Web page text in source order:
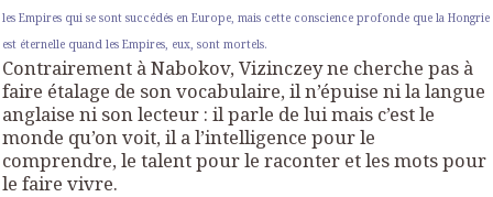
les Empires qui se sont succédés en Europe, mais cette conscience profonde que la Hongrie
est éternelle quand les Empires, eux, sont mortels.
Contrairement à Nabokov, Vizinczey ne cherche pas à
faire étalage de son vocabulaire, il n’épuise ni la langue
anglaise ni son lecteur : il parle de lui mais c’est le
monde qu’on voit, il a l’intelligence pour le
comprendre, le talent pour le raconter et les mots pour
le faire vivre.